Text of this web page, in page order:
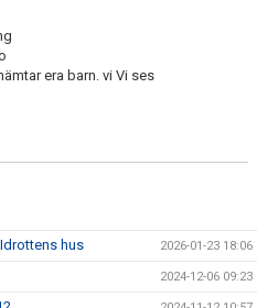
era barn. vi Vi ses
hus 2026-01-23 18:06
2024-12-06 09:23